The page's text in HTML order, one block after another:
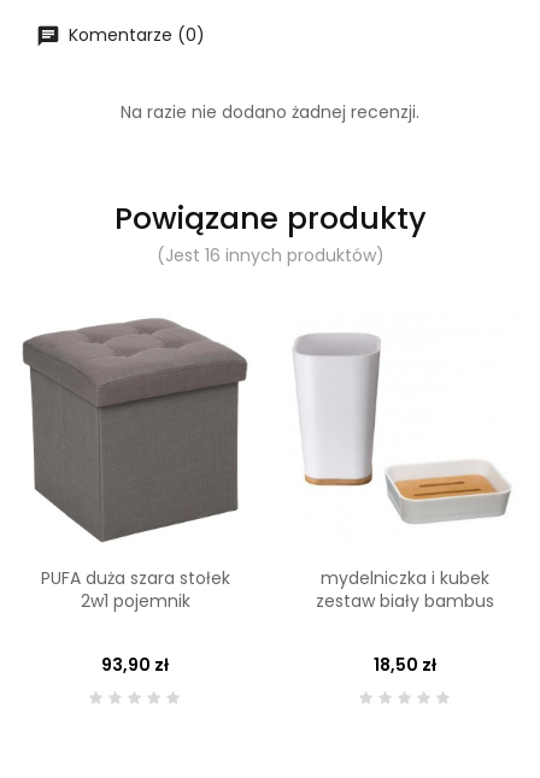
Komentarze (0)
Na razie nie dodano żadnej recenzji.
Powiązane produkty
(Jest 16 innych produktów)
PUFA duża szara stołek
2w1 pojemnik
93,90 zł
mydelniczka i kubek
zestaw biały bambus
18,50 zł